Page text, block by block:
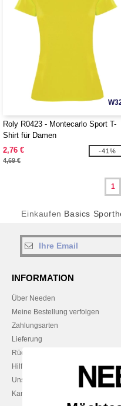
Roly R0423 - Montecarlo Sport T-
Shirt für Damen
2,76 €
4,69 €
-41%
1
Einkaufen Basics
INFORMATION
Über Needen
Meine Bestellung verfolgen
Zahlungsarten
Lieferung
Rückerstattungen / Rückgaben
Hilfe & FAQs
Unsere Engagements
Karriere